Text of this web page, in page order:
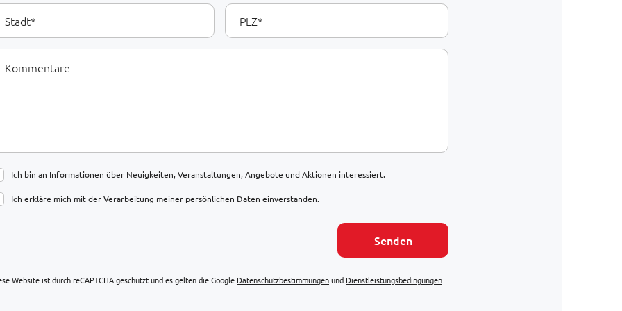
PLZ
Ich bin an Informationen über Neuigkeiten, Veranstaltungen, Angebote und Aktionen interessiert.
Ich erkläre mich mit der Verarbeitung meiner persönlichen Daten einverstanden.
Senden
Website ist durch reCAPTCHA geschützt und es gelten die Google Datenschutzbestimmungenund Dienstleistungsbedingungen.